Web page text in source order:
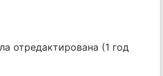
отредактирована (1 год